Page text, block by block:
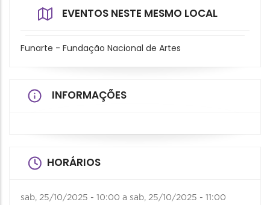
EVENTOS NESTE MESMO LOCAL
Funarte - Fundação Nacional de Artes
INFORMAÇÕES
HORÁRIOS
sab, 25/10/2025 - 10:00 a sab, 25/10/2025 - 11:00